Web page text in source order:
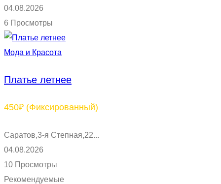
04.08.2026
6 Просмотры
Мода и Красота
Платье летнее
450₽ (Фиксированный)
Саратов,3-я Степная,22...
04.08.2026
10 Просмотры
Рекомендуемые